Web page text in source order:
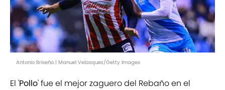
Antonio Briseño | Manuel Velasquez/Getty Images
El 'Pollo' fue el mejor zaguero del Rebaño en el